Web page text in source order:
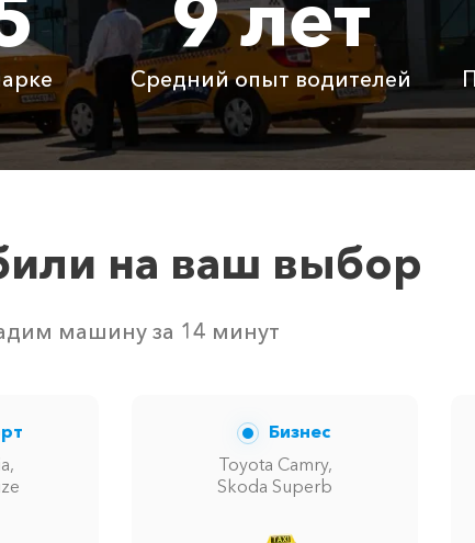
6090 ₽ 9135 ₽
Бесплатно Бесплатно
Бесплатно Бесплатно
Средний опыт водителей
на ваш выбор
машину за 14 минут
Бизнес
Toyota Camry,
Skoda Superb